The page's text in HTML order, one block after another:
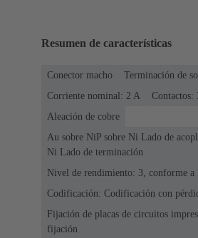
Resumen de características
Conector macho
Terminación de
Corriente nominal: ‌2 A
Contactos:
Aleación de cobre
Au sobre NiP sobre Ni Lado de
Ni Lado de terminación
Nivel de rendimiento: 3, conforme a
Codificación: Codificación con
Fijación de placas de circuitos
fijación